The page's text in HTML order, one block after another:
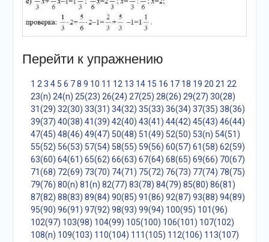
Перейти к упражнению
1 2 3 4 5 6 7 8 9 10 11 12 13 14 15 16 17 18 19 20 21 22
23(n) 24(n) 25(23) 26(24) 27(25) 28(26) 29(27) 30(28)
31(29) 32(30) 33(31) 34(32) 35(33) 36(34) 37(35) 38(36)
39(37) 40(38) 41(39) 42(40) 43(41) 44(42) 45(43) 46(44)
47(45) 48(46) 49(47) 50(48) 51(49) 52(50) 53(n) 54(51)
55(52) 56(53) 57(54) 58(55) 59(56) 60(57) 61(58) 62(59)
63(60) 64(61) 65(62) 66(63) 67(64) 68(65) 69(66) 70(67)
71(68) 72(69) 73(70) 74(71) 75(72) 76(73) 77(74) 78(75)
79(76) 80(n) 81(n) 82(77) 83(78) 84(79) 85(80) 86(81)
87(82) 88(83) 89(84) 90(85) 91(86) 92(87) 93(88) 94(89)
95(90) 96(91) 97(92) 98(93) 99(94) 100(95) 101(96)
102(97) 103(98) 104(99) 105(100) 106(101) 107(102)
108(n) 109(103) 110(104) 111(105) 112(106) 113(107)